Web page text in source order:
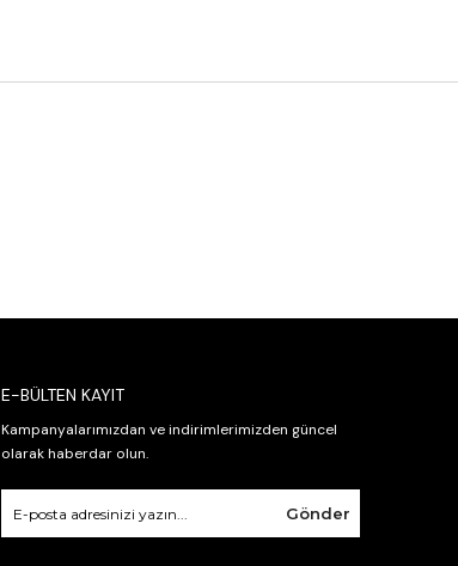
E-BÜLTEN KAYIT
Kampanyalarımızdan ve indirimlerimizden güncel
olarak haberdar olun.
Gönder